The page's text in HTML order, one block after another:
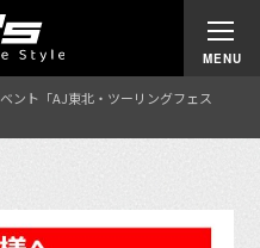
ント「AJ東北・ツーリングフェス